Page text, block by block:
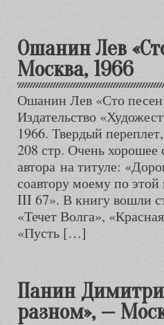
Ошанин Лев
Москва, 1966
Ошанин Лев «Сто
Издательство
1966. Твердый
208 стр. Очень хорошее
автора на титуле:
соавтору моему по
III 67». В книгу вошли
«Течет Волга»,
«Пусть […]
Панин
разном», —